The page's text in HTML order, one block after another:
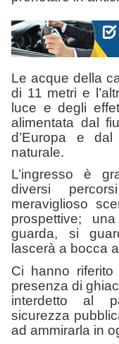
Le acque della
di 11 metri e
luce e degli
alimentata dal
d’Europa e
naturale.
L’ingresso è
diversi
meraviglioso
prospettive;
guarda, si
lascerà a bocca
Ci hanno
presenza di
interdetto al
sicurezza
ad ammirarla in